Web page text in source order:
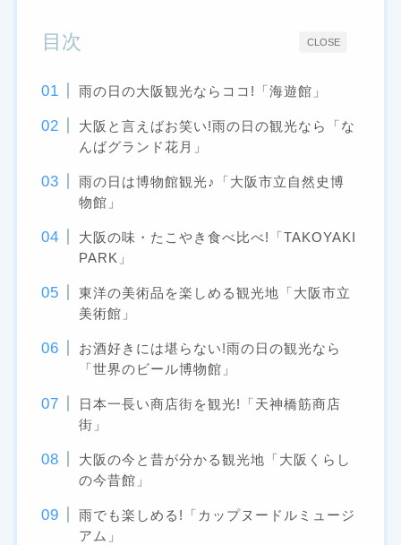
CLOSE
目次
雨の日の大阪観光ならココ!「海遊館」
大阪と言えばお笑い!雨の日の観光なら「な
んばグランド花月」
雨の日は博物館観光♪「大阪市立自然史博
物館」
大阪の味・たこやき食べ比べ!「TAKOYAKI
PARK」
東洋の美術品を楽しめる観光地「大阪市立
美術館」
お酒好きには堪らない!雨の日の観光なら
「世界のビール博物館」
日本一長い商店街を観光!「天神橋筋商店
街」
大阪の今と昔が分かる観光地「大阪くらし
の今昔館」
雨でも楽しめる!「カップヌードルミュージ
アム」